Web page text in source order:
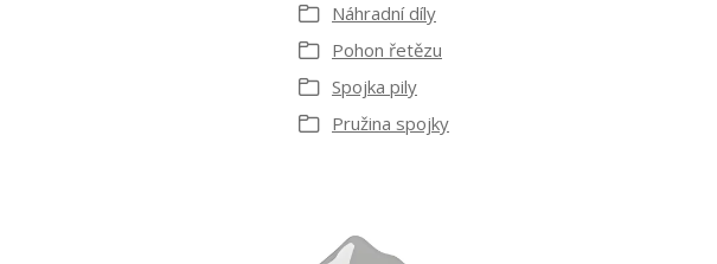
Náhradní díly
Pohon řetězu
Spojka pily
Pružina spojky